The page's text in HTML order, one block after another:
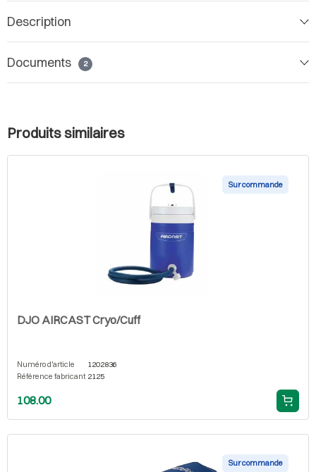
Description
Documents 2
Produits similaires
Sur commande
DJO AIRCAST Cryo/Cuff
Numéro d'article
1202836
Référence fabricant 2125
108.00
Sur commande